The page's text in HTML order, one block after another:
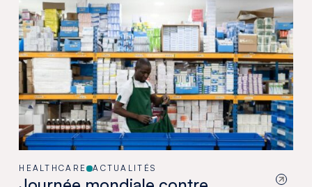
HEALTHCARE ACTUALITÉS